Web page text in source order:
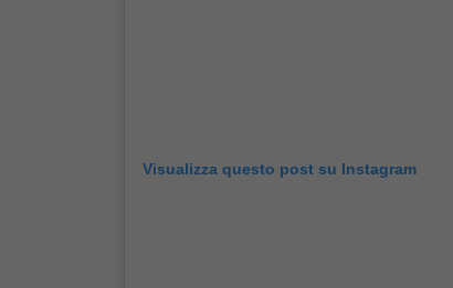
Visualizza questo post su Instagram